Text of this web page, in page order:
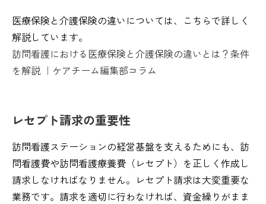
医療保険と介護保険の違いについては、こちらで詳しく
解説しています。
訪問看護における医療保険と介護保険の違いとは？条件
を解説 ｜ケアチーム編集部コラム
レセプト請求の重要性
訪問看護ステーションの経営基盤を支えるためにも、訪
問看護費や訪問看護療養費（レセプト）を正しく作成し
請求しなければなりません。レセプト請求は大変重要な
業務です。請求を適切に行わなければ、資金繰りがまま